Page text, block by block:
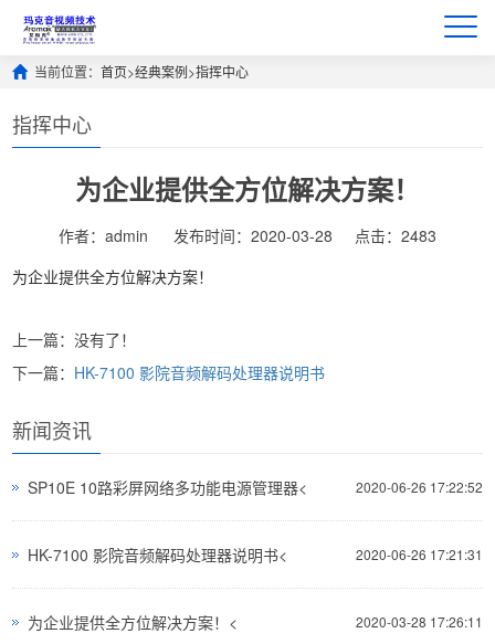
当前位置：首页>经典案例>指挥中心
指挥中心
为企业提供全方位解决方案！
作者：admin 发布时间：2020-03-28
点击：2483
为企业提供全方位解决方案！
上一篇：没有了！
下一篇： HK-7100 影院音频解码处理器说明书
新闻资讯
2020-06-26 17:22:52
SP10E 10路彩屏网络多功能电源管理器<
2020-06-26 17:21:31
HK-7100 影院音频解码处理器说明书<
2020-03-28 17:26:11
为企业提供全方位解决方案！<